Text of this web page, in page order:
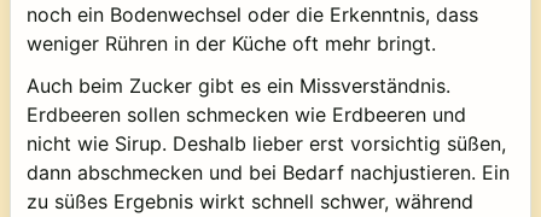
noch ein Bodenwechsel oder die Erkenntnis, dass
weniger Rühren in der Küche oft mehr bringt.
Auch beim Zucker gibt es ein Missverständnis.
Erdbeeren sollen schmecken wie Erdbeeren und
nicht wie Sirup. Deshalb lieber erst vorsichtig süßen,
dann abschmecken und bei Bedarf nachjustieren. Ein
zu süßes Ergebnis wirkt schnell schwer, während